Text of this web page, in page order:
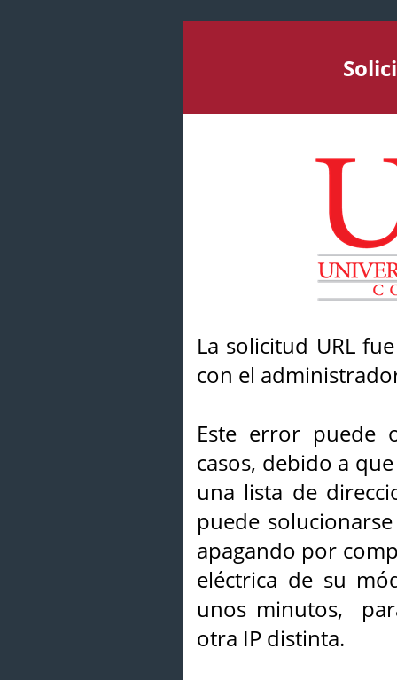
La solicitud URL
con el
Este error puede
casos, debido a
una lista de
puede
apagando por
eléctrica de su
unos minutos,
otra IP distinta.